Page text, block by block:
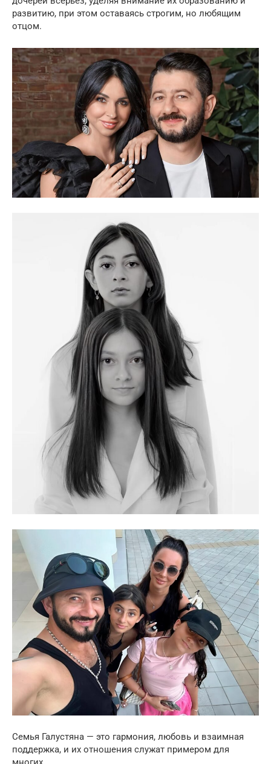
развитию, при этом оставаясь строгим, но любящим
отцом.
Семья Галустяна — это гармония, любовь и взаимная
поддержка, и их отношения служат примером для